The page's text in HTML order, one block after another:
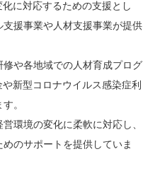
に対応するための支援とし
援事業や人材支援事業が提供
や各地域での人材育成プログ
新型コロナウイルス感染症利
。
環境の変化に柔軟に対応し、
のサポートを提供していま